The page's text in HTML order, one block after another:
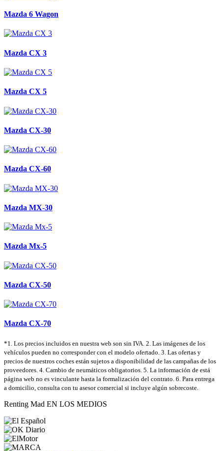
Mazda 6 Wagon
Mazda CX 3
Mazda CX 5
Mazda CX-30
Mazda CX-60
Mazda MX-30
Mazda Mx-5
Mazda CX-50
Mazda CX-70
*1. Los precios incluidos en nuestra web son sin IVA. 2. Las imágenes de los
vehículos pueden no corresponder con el modelo ofertado. 3. Las ofertas y
precios de nuestros coches están sujetos a disponibilidad de las campañas de los
proveedores. 4. Cambio de neumáticos obligatorios. 5. La información de está
página web no es vinculante hasta la formalización del contrato. 6. Para entrega
a domicilio, consulta con tu asesor comercial si incluye algún sobrecoste.
Renting Mad EN LOS MEDIOS